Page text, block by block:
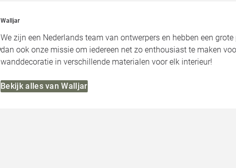
Walljar
We zijn een Nederlands team van ontwerpers en hebben een
dan ook onze missie om iedereen net zo enthousiast te maken
wanddecoratie in verschillende materialen voor elk interieur!
Bekijk alles van Walljar